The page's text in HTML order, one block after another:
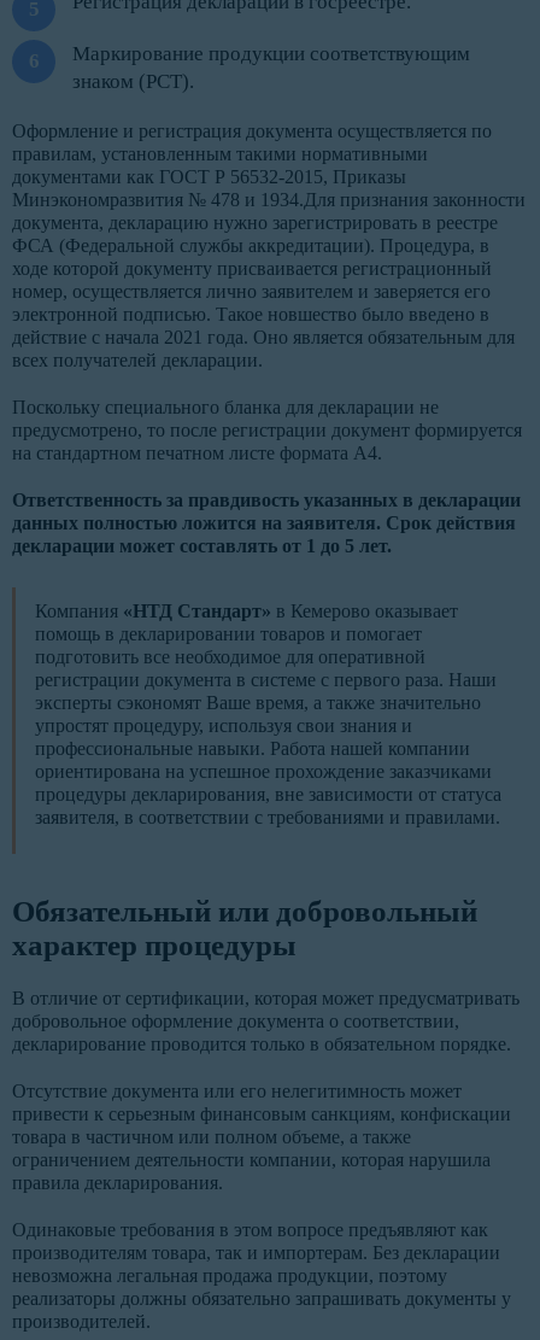
Маркирование продукции соответствующим
знаком (РСТ).
Оформление и регистрация документа осуществляется по
правилам, установленным такими нормативными
документами как ГОСТ Р 56532-2015, Приказы
Минэкономразвития № 478 и 1934.Для признания законности
документа, декларацию нужно зарегистрировать в реестре
ФСА (Федеральной службы аккредитации). Процедура, в
ходе которой документу присваивается регистрационный
номер, осуществляется лично заявителем и заверяется его
электронной подписью. Такое новшество было введено в
действие с начала 2021 года. Оно является обязательным для
всех получателей декларации.
Поскольку специального бланка для декларации не
предусмотрено, то после регистрации документ формируется
на стандартном печатном листе формата А4.
Ответственность за правдивость указанных в декларации
данных полностью ложится на заявителя. Срок действия
декларации может составлять от 1 до 5 лет.
Компания «НТД Стандарт» в Кемерово оказывает
помощь в декларировании товаров и помогает
подготовить все необходимое для оперативной
регистрации документа в системе с первого раза. Наши
эксперты сэкономят Ваше время, а также значительно
упростят процедуру, используя свои знания и
профессиональные навыки. Работа нашей компании
ориентирована на успешное прохождение заказчиками
процедуры декларирования, вне зависимости от статуса
заявителя, в соответствии с требованиями и правилами.
Обязательный или добровольный
характер процедуры
В отличие от сертификации, которая может предусматривать
добровольное оформление документа о соответствии,
декларирование проводится только в обязательном порядке.
Отсутствие документа или его нелегитимность может
привести к серьезным финансовым санкциям, конфискации
товара в частичном или полном объеме, а также
ограничением деятельности компании, которая нарушила
правила декларирования.
Одинаковые требования в этом вопросе предъявляют как
производителям товара, так и импортерам. Без декларации
невозможна легальная продажа продукции, поэтому
реализаторы должны обязательно запрашивать документы у
производителей.